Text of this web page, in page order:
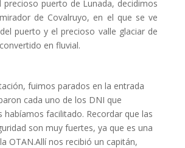
precioso puerto de Lunada, decidimos
de Covalruyo, en el que se ve
puerto y el precioso valle glaciar de
en fluvial.
fuimos parados en la entrada
cada uno de los DNI que
habíamos facilitado. Recordar que las
son muy fuertes, ya que es una
OTAN.Allí nos recibió un capitán,